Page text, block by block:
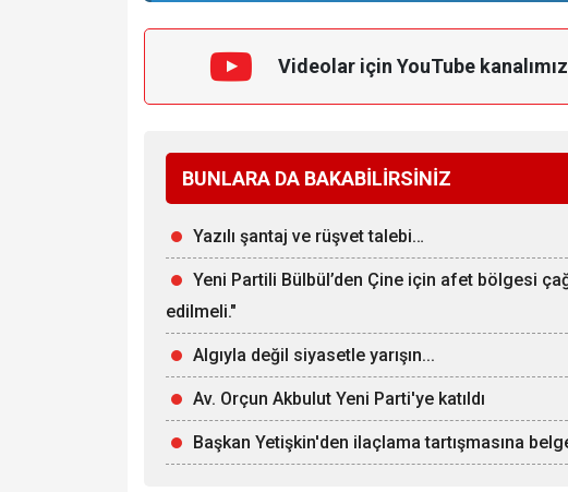
Videolar için YouTube
BUNLARA DA BAKABİLİRSİNİZ
Yazılı şantaj ve rüşvet talebi…
Yeni Partili Bülbül’den Çine için afet bölgesi
edilmeli."
Algıyla değil siyasetle yarışın...
Av. Orçun Akbulut Yeni Parti'ye katıldı
Başkan Yetişkin'den ilaçlama tartışmasına